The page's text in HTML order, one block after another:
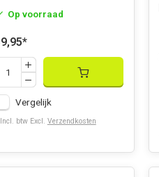
Op voorraad
*
Vergelijk
btw Excl. Verzendkosten